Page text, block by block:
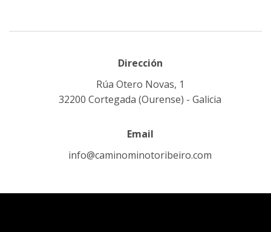
Dirección
Rúa Otero Novas, 1
32200 Cortegada (Ourense) - Galicia
Email
info@caminominotoribeiro.com